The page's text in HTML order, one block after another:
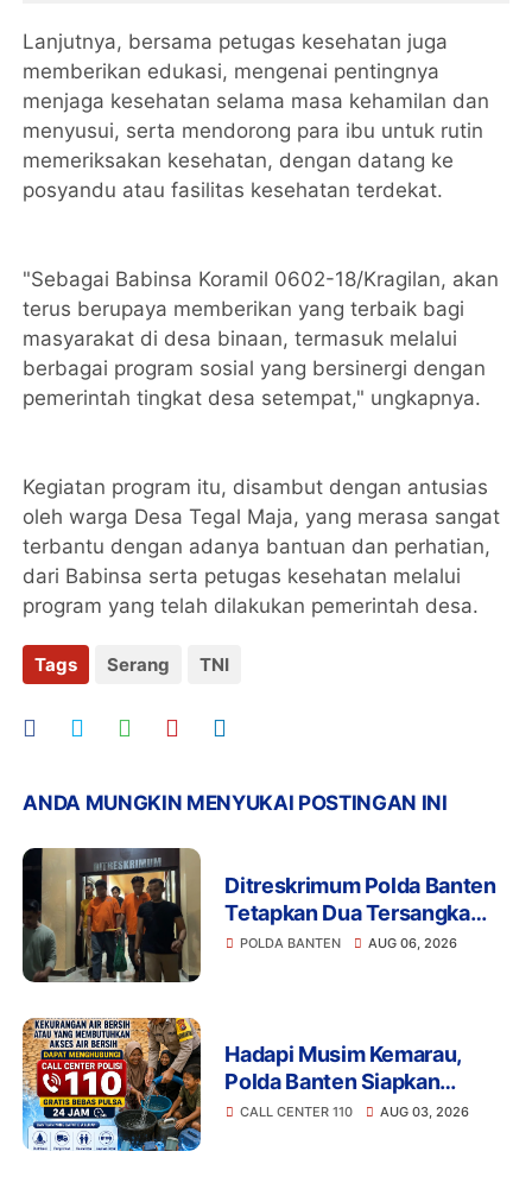
Lanjutnya, bersama petugas kesehatan juga
memberikan edukasi, mengenai pentingnya
menjaga kesehatan selama masa kehamilan dan
menyusui, serta mendorong para ibu untuk rutin
memeriksakan kesehatan, dengan datang ke
posyandu atau fasilitas kesehatan terdekat.
"Sebagai Babinsa Koramil 0602-18/Kragilan, akan
terus berupaya memberikan yang terbaik bagi
masyarakat di desa binaan, termasuk melalui
berbagai program sosial yang bersinergi dengan
pemerintah tingkat desa setempat," ungkapnya.
Kegiatan program itu, disambut dengan antusias
oleh warga Desa Tegal Maja, yang merasa sangat
terbantu dengan adanya bantuan dan perhatian,
dari Babinsa serta petugas kesehatan melalui
program yang telah dilakukan pemerintah desa.
Tags Serang TNI
ANDA MUNGKIN MENYUKAI POSTINGAN INI
Ditreskrimum Polda Banten
Tetapkan Dua Tersangka
Kasus Aksi Anarkis dan
POLDA BANTEN AUG 06, 2026
Hadapi Musim Kemarau,
Polda Banten Siapkan
Layanan Bantuan Air Bersih
CALL CENTER 110 AUG 03, 2026